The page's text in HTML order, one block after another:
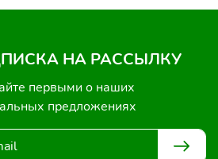
НА РАССЫЛКУ
первыми о наших
предложениях